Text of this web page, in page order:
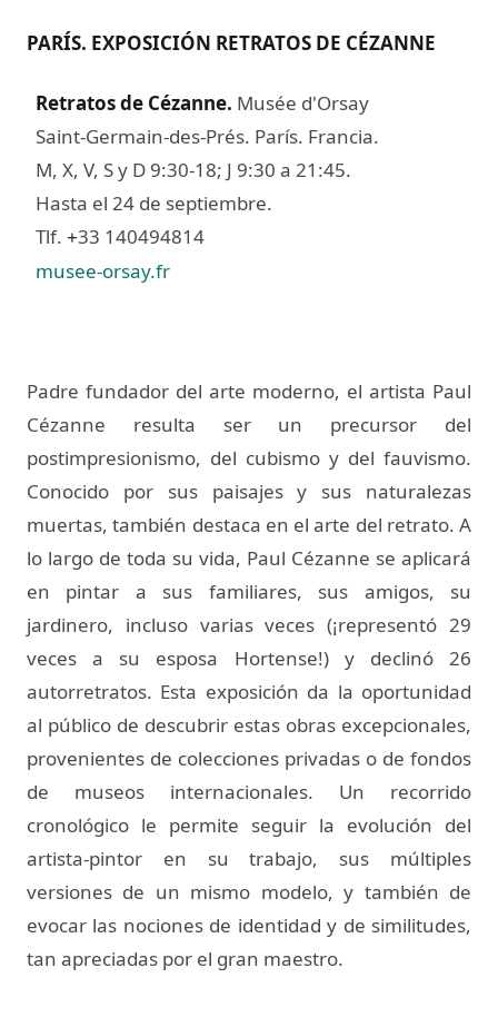
PARÍS. EXPOSICIÓN RETRATOS DE CÉZANNE
Retratos de Cézanne. Musée d'Orsay
Saint-Germain-des-Prés. París. Francia.
M, X, V, S y D 9:30-18; J 9:30 a 21:45.
Hasta el 24 de septiembre.
Tlf. +33 140494814
musee-orsay.fr
Padre fundador del arte moderno, el artista Paul
Cézanne resulta ser un precursor del
postimpresionismo, del cubismo y del fauvismo.
Conocido por sus paisajes y sus naturalezas
muertas, también destaca en el arte del retrato. A
lo largo de toda su vida, Paul Cézanne se aplicará
en pintar a sus familiares, sus amigos, su
jardinero, incluso varias veces (¡representó 29
veces a su esposa Hortense!) y declinó 26
autorretratos. Esta exposición da la oportunidad
al público de descubrir estas obras excepcionales,
provenientes de colecciones privadas o de fondos
de museos internacionales. Un recorrido
cronológico le permite seguir la evolución del
artista-pintor en su trabajo, sus múltiples
versiones de un mismo modelo, y también de
evocar las nociones de identidad y de similitudes,
tan apreciadas por el gran maestro.